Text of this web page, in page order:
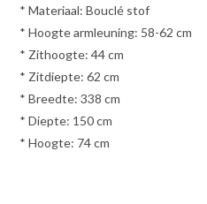
* Materiaal: Bouclé stof
* Hoogte armleuning: 58-62 cm
* Zithoogte: 44 cm
* Zitdiepte: 62 cm
* Breedte: 338 cm
* Diepte: 150 cm
* Hoogte: 74 cm